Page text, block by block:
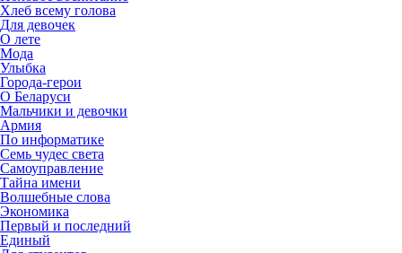
Хлеб всему голова
Для девочек
О лете
Мода
Улыбка
Города-герои
О Беларуси
Мальчики и девочки
Армия
По информатике
Семь чудес света
Самоуправление
Тайна имени
Волшебные слова
Экономика
Первый и последний
Единый